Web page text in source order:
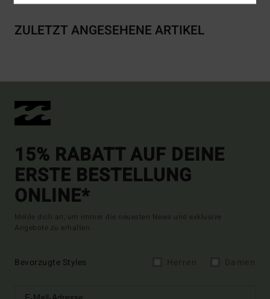
ZULETZT ANGESEHENE ARTIKEL
15% RABATT AUF DEINE
ERSTE BESTELLUNG
ONLINE*
Melde dich an, um immer die neuesten News und exklusive
Angebote zu erhalten.
Bevorzugte Styles